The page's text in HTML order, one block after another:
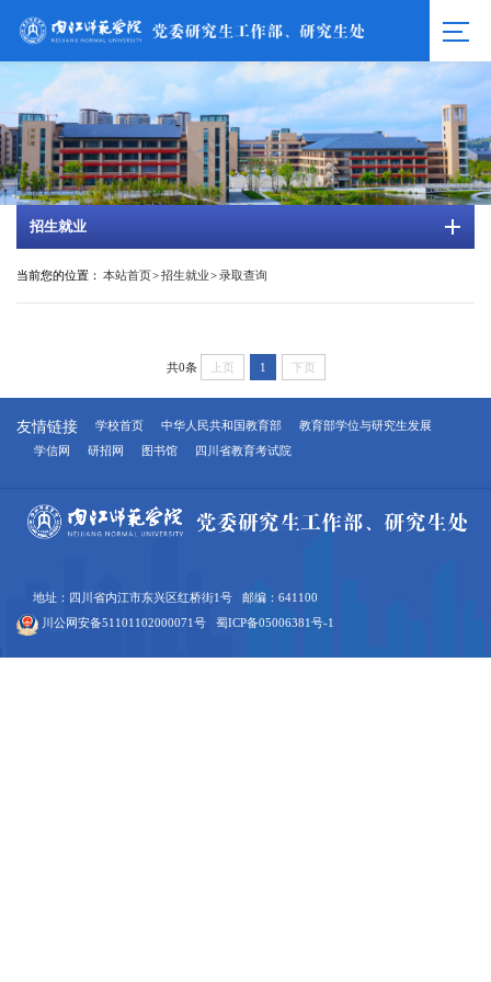
招生就业
当前您的位置： 本站首页>招生就业>录取查询
共0条 上页 1 下页
友情链接 学校首页 中华人民共和国教育部
教育部学位与研究生发展
学信网
研招网 图书馆 四川省教育考试院
地址：四川省内江市东兴区红桥街1号 邮编：641100
川公网安备51101102000071号
蜀ICP备05006381号-1